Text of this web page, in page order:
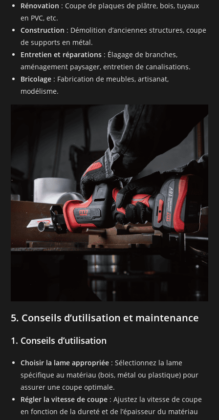
Rénovation : Coupe de plaques de plâtre, bois, tuyaux
en PVC, etc.
Construction : Démolition d’anciennes structures, coupe
de supports en métal.
Entretien et réparations : Élagage de branches,
aménagement paysager, entretien de canalisations.
Bricolage : Fabrication de meubles, artisanat,
modélisme.
5. Conseils d’utilisation et maintenance
1. Conseils d’utilisation
Choisir la lame appropriée : Sélectionnez la lame
spécifique au matériau (bois, métal ou plastique) pour
assurer une coupe optimale.
Régler la vitesse de coupe : Ajustez la vitesse de coupe
en fonction de la dureté et de l’épaisseur du matériau